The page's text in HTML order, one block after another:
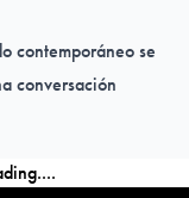
contemporáneo se
conversación
social y lo estético.
Freisy